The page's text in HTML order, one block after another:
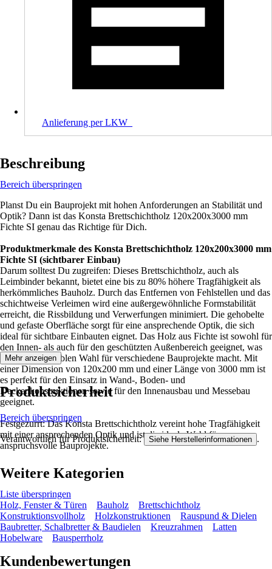
Anlieferung per LKW_
Beschreibung
Bereich überspringen
Planst Du ein Bauprojekt mit hohen Anforderungen an Stabilität und
Optik? Dann ist das Konsta Brettschichtholz 120x200x3000 mm
Fichte SI genau das Richtige für Dich.
Produktmerkmale des Konsta Brettschichtholz 120x200x3000 mm
Fichte SI (sichtbarer Einbau)
Darum solltest Du zugreifen: Dieses Brettschichtholz, auch als
Leimbinder bekannt, bietet eine bis zu 80% höhere Tragfähigkeit als
herkömmliches Bauholz. Durch das Entfernen von Fehlstellen und das
schichtweise Verleimen wird eine außergewöhnliche Formstabilität
erreicht, die Rissbildung und Verwerfungen minimiert. Die gehobelte
und gefaste Oberfläche sorgt für eine ansprechende Optik, die sich
ideal für sichtbare Einbauten eignet. Das Holz aus Fichte ist sowohl für
den Innen- als auch für den geschützten Außenbereich geeignet, was
es zu einer flexiblen Wahl für verschiedene Bauprojekte macht. Mit
einer Dimension von 120x200 mm und einer Länge von 3000 mm ist
es perfekt für den Einsatz in Wand-, Boden- und
Deckenkonstruktionen sowie für den Innenausbau und Messebau
geeignet.
Festgezurrt: Das Konsta Brettschichtholz vereint hohe Tragfähigkeit
mit einer ansprechenden Optik und ist die ideale Wahl für
anspruchsvolle Bauprojekte.
Mehr anzeigen
Produktsicherheit
Bereich überspringen
Verantwortlich für Produktsicherheit: Siehe Herstellerinformationen .
Weitere Kategorien
Liste überspringen
Holz, Fenster & Türen
Bauholz
Brettschichtholz
Konstruktionsvollholz
Holzkonstruktionen
Rauspund & Dielen
Baubretter, Schalbretter & Baudielen
Kreuzrahmen
Latten
Hobelware
Bausperrholz
Kundenbewertungen